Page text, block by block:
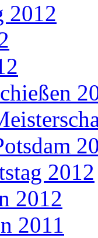
2012
2012
2012
2011